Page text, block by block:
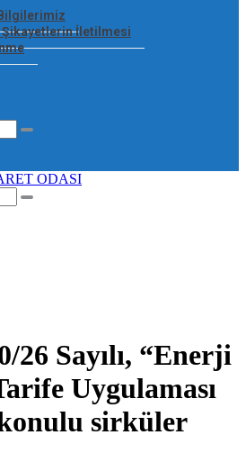
Şikayetlerin İletilmesi
26 Sayılı, “Enerji
Uygulaması
sirküler